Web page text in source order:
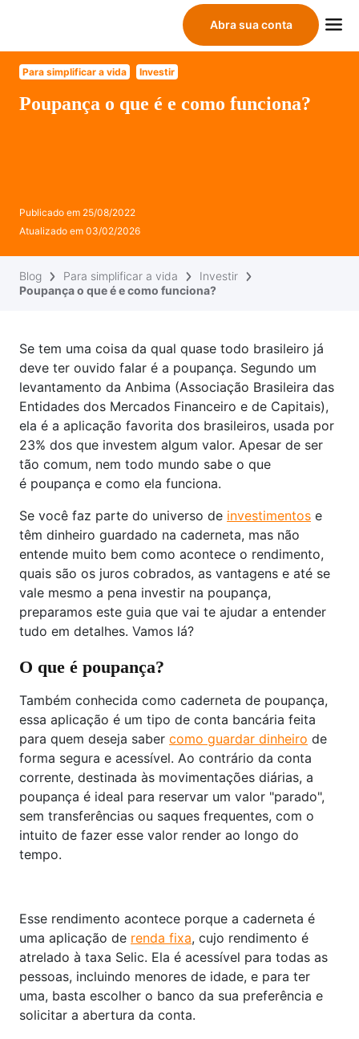
Abra sua conta
Para simplificar a vida Investir
Poupança o que é e como funciona?
Publicado em 25/08/2022
Atualizado em 03/02/2026
Blog Para simplificar a vida
Investir
Poupança o que é e como funciona?
Se tem uma coisa da qual quase todo brasileiro já
deve ter ouvido falar é a poupança. Segundo um
levantamento da Anbima (Associação Brasileira das
Entidades dos Mercados Financeiro e de Capitais),
ela é a aplicação favorita dos brasileiros, usada por
23% dos que investem algum valor. Apesar de ser
tão comum, nem todo mundo sabe o que
é poupança e como ela funciona.
Se você faz parte do universo de investimentos e
têm dinheiro guardado na caderneta, mas não
entende muito bem como acontece o rendimento,
quais são os juros cobrados, as vantagens e até se
vale mesmo a pena investir na poupança,
preparamos este guia que vai te ajudar a entender
tudo em detalhes. Vamos lá?
O que é poupança?
Também conhecida como caderneta de poupança,
essa aplicação é um tipo de conta bancária feita
para quem deseja saber como guardar dinheiro de
forma segura e acessível. Ao contrário da conta
corrente, destinada às movimentações diárias, a
poupança é ideal para reservar um valor "parado",
sem transferências ou saques frequentes, com o
intuito de fazer esse valor render ao longo do
tempo.
Esse rendimento acontece porque a caderneta é
uma aplicação de renda fixa, cujo rendimento é
atrelado à taxa Selic. Ela é acessível para todas as
pessoas, incluindo menores de idade, e para ter
uma, basta escolher o banco da sua preferência e
solicitar a abertura da conta.